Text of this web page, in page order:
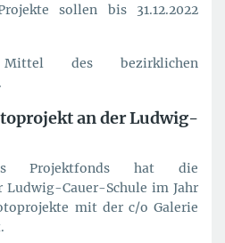
sollen bis 31.12.2022
des bezirklichen
an der Ludwig-
Projektfonds hat die
Ludwig-Cauer-Schule im Jahr
mit der c/o Galerie